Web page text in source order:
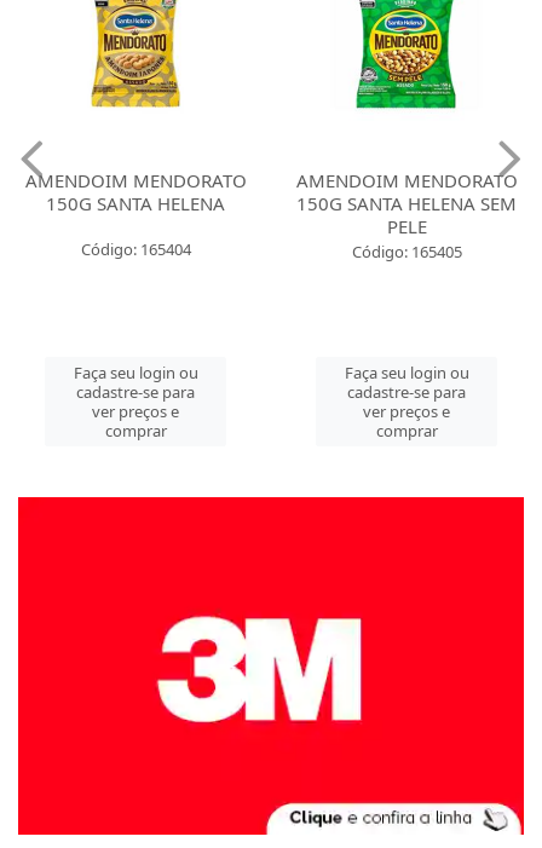
AMENDOIM MENDORATO
150G SANTA HELENA
Código: 165404
Faça seu login ou
cadastre-se para
ver preços e
comprar
AMENDOIM MENDORATO
150G SANTA HELENA SEM
PELE
Código: 165405
Faça seu login ou
cadastre-se para
ver preços e
comprar